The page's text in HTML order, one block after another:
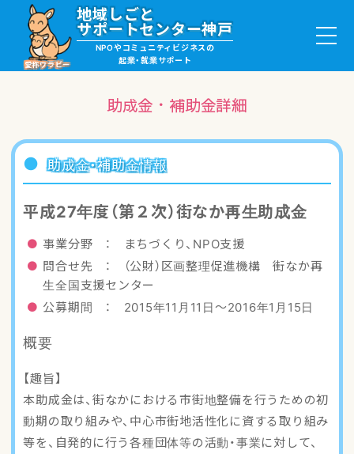
愛称ワラビー
地域しごと
サポートセンター神戸
NPOやコミュニティビジネスの
起業・就業サポート
就職・ボランティア情報
講座・サロン情報
助成金・補助金情報
ご登録・お問い合わせ
助成金・補助金詳細
助成金・補助金情報
平成27年度（第２次）街なか再生助成金
事業分野 ： まちづくり、NPO支援
問合せ先 ： （公財）区画整理促進機構 街なか再
生全国支援センター
公募期間 ： 2015年11月11日〜2016年1月15日
概要
【趣旨】
本助成金は、街なかにおける市街地整備を行うための初
動期の取り組みや、中心市街地活性化に資する取り組み
等を、自発的に行う各種団体等の活動・事業に対して、